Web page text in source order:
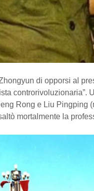
di opporsi al
controrivoluzionaria”.
Rong e Liu Pingping
mortalmente la